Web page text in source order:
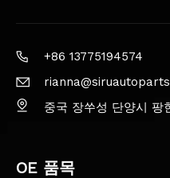
+86 13775194574
중국 장쑤성 단양시 팡
OE 품목